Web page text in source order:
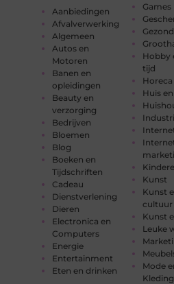
Aanbiedingen
Afvalverwerking
Algemeen
Autos en
Motoren
Banen en
opleidingen
Beauty en
verzorging
Bedrijven
Bloemen
Blog
Boeken en
Tijdschriften
Cadeau
Dienstverlening
Dieren
Electronica en
Computers
Energie
Entertainment
Eten en drinken
Games
Hobby
tijd
Horeca
Huis
Kunst
Kunst
cultuur
Kunst
Leuke
Mode
Kleding